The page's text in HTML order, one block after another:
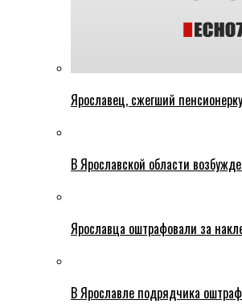
Ярославец, сжегший
В Ярославской области
Ярославца оштрафовали за
В Ярославле подрядчика